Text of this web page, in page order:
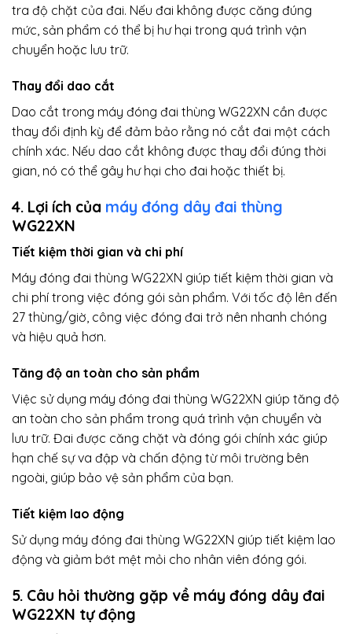
tra độ chặt của đai. Nếu đai không được căng đúng
mức, sản phẩm có thể bị hư hại trong quá trình vận
chuyển hoặc lưu trữ.
Thay đổi dao cắt
Dao cắt trong máy đóng đai thùng WG22XN cần được
thay đổi định kỳ để đảm bảo rằng nó cắt đai một cách
chính xác. Nếu dao cắt không được thay đổi đúng thời
gian, nó có thể gây hư hại cho đai hoặc thiết bị.
4. Lợi ích của máy đóng dây đai thùng
WG22XN
Tiết kiệm thời gian và chi phí
Máy đóng đai thùng WG22XN giúp tiết kiệm thời gian và
chi phí trong việc đóng gói sản phẩm. Với tốc độ lên đến
27 thùng/giờ, công việc đóng đai trở nên nhanh chóng
và hiệu quả hơn.
Tăng độ an toàn cho sản phẩm
Việc sử dụng máy đóng đai thùng WG22XN giúp tăng độ
an toàn cho sản phẩm trong quá trình vận chuyển và
lưu trữ. Đai được căng chặt và đóng gói chính xác giúp
hạn chế sự va đập và chấn động từ môi trường bên
ngoài, giúp bảo vệ sản phẩm của bạn.
Tiết kiệm lao động
Sử dụng máy đóng đai thùng WG22XN giúp tiết kiệm lao
động và giảm bớt mệt mỏi cho nhân viên đóng gói.
5. Câu hỏi thường gặp về máy đóng dây đai
WG22XN tự động